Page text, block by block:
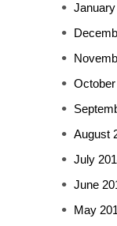
August
July
June
May